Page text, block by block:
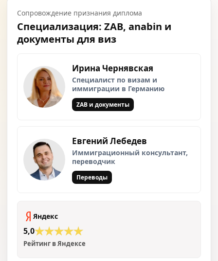
Сопровождение признания диплома
Специализация: ZAB, anabin и
документы для виз
Ирина Чернявская
Специалист по визам и
иммиграции в Германию
ZAB и документы
Евгений Лебедев
Иммиграционный консультант,
переводчик
Переводы
Яндекс
5,0
Рейтинг в Яндексе